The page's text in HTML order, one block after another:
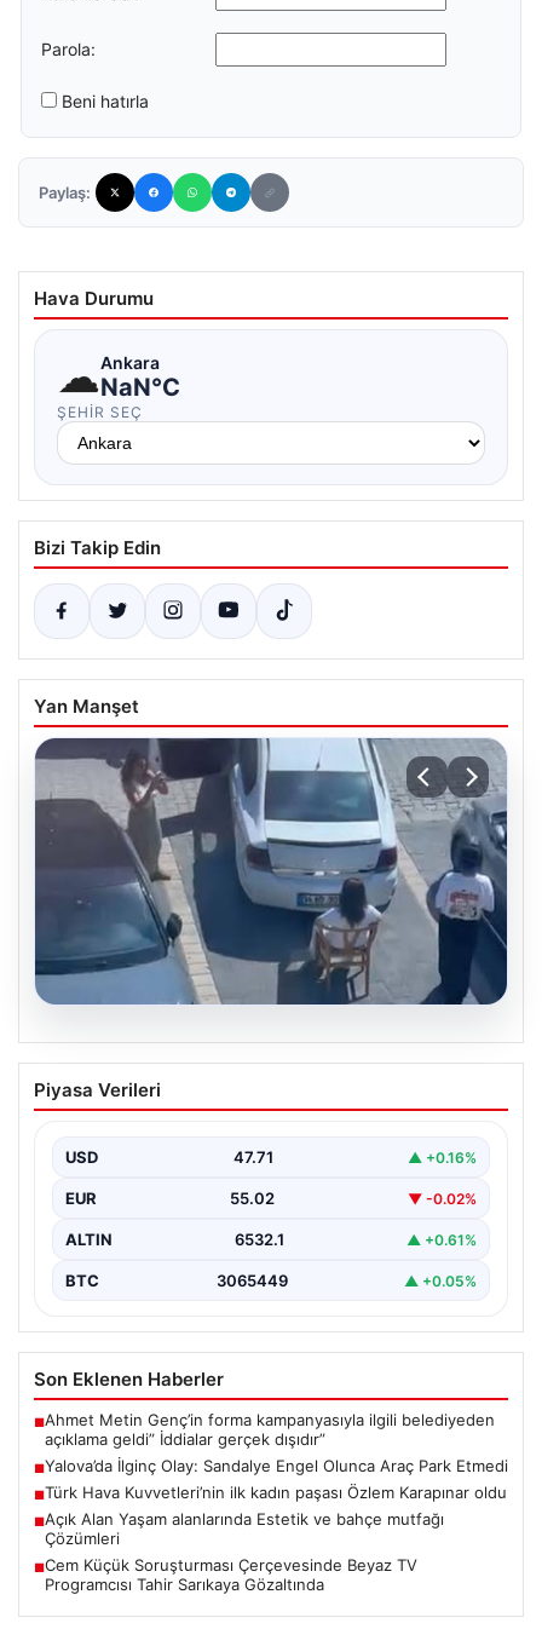
Parola:
Beni hatırla
Paylaş:
Hava Durumu
☁Ankara
NaN°C
ŞEHIR SEÇ
Bizi Takip Edin
Yan Manşet
05.08.2026
Yalova’da İlginç Olay: Sandalye Engel
Olunca Araç Park Etmedi
gerçekleşen bu ilginç olay, bölge sakinlerinin ve
çevredekilerin…
Piyasa Verileri
USD 47.71 ▲ +0.16%
EUR 55.02 ▼ -0.02%
ALTIN 6532.1 ▲ +0.61%
BTC 3065449 ▲ +0.05%
Son Eklenen Haberler
■Ahmet Metin Genç’in forma kampanyasıyla ilgili belediyeden
açıklama geldi” İddialar gerçek dışıdır”
■Yalova’da İlginç Olay: Sandalye Engel Olunca Araç Park Etmedi
■Türk Hava Kuvvetleri’nin ilk kadın paşası Özlem Karapınar oldu
■Açık Alan Yaşam alanlarında Estetik ve bahçe mutfağı
Çözümleri
■Cem Küçük Soruşturması Çerçevesinde Beyaz TV
Programcısı Tahir Sarıkaya Gözaltında